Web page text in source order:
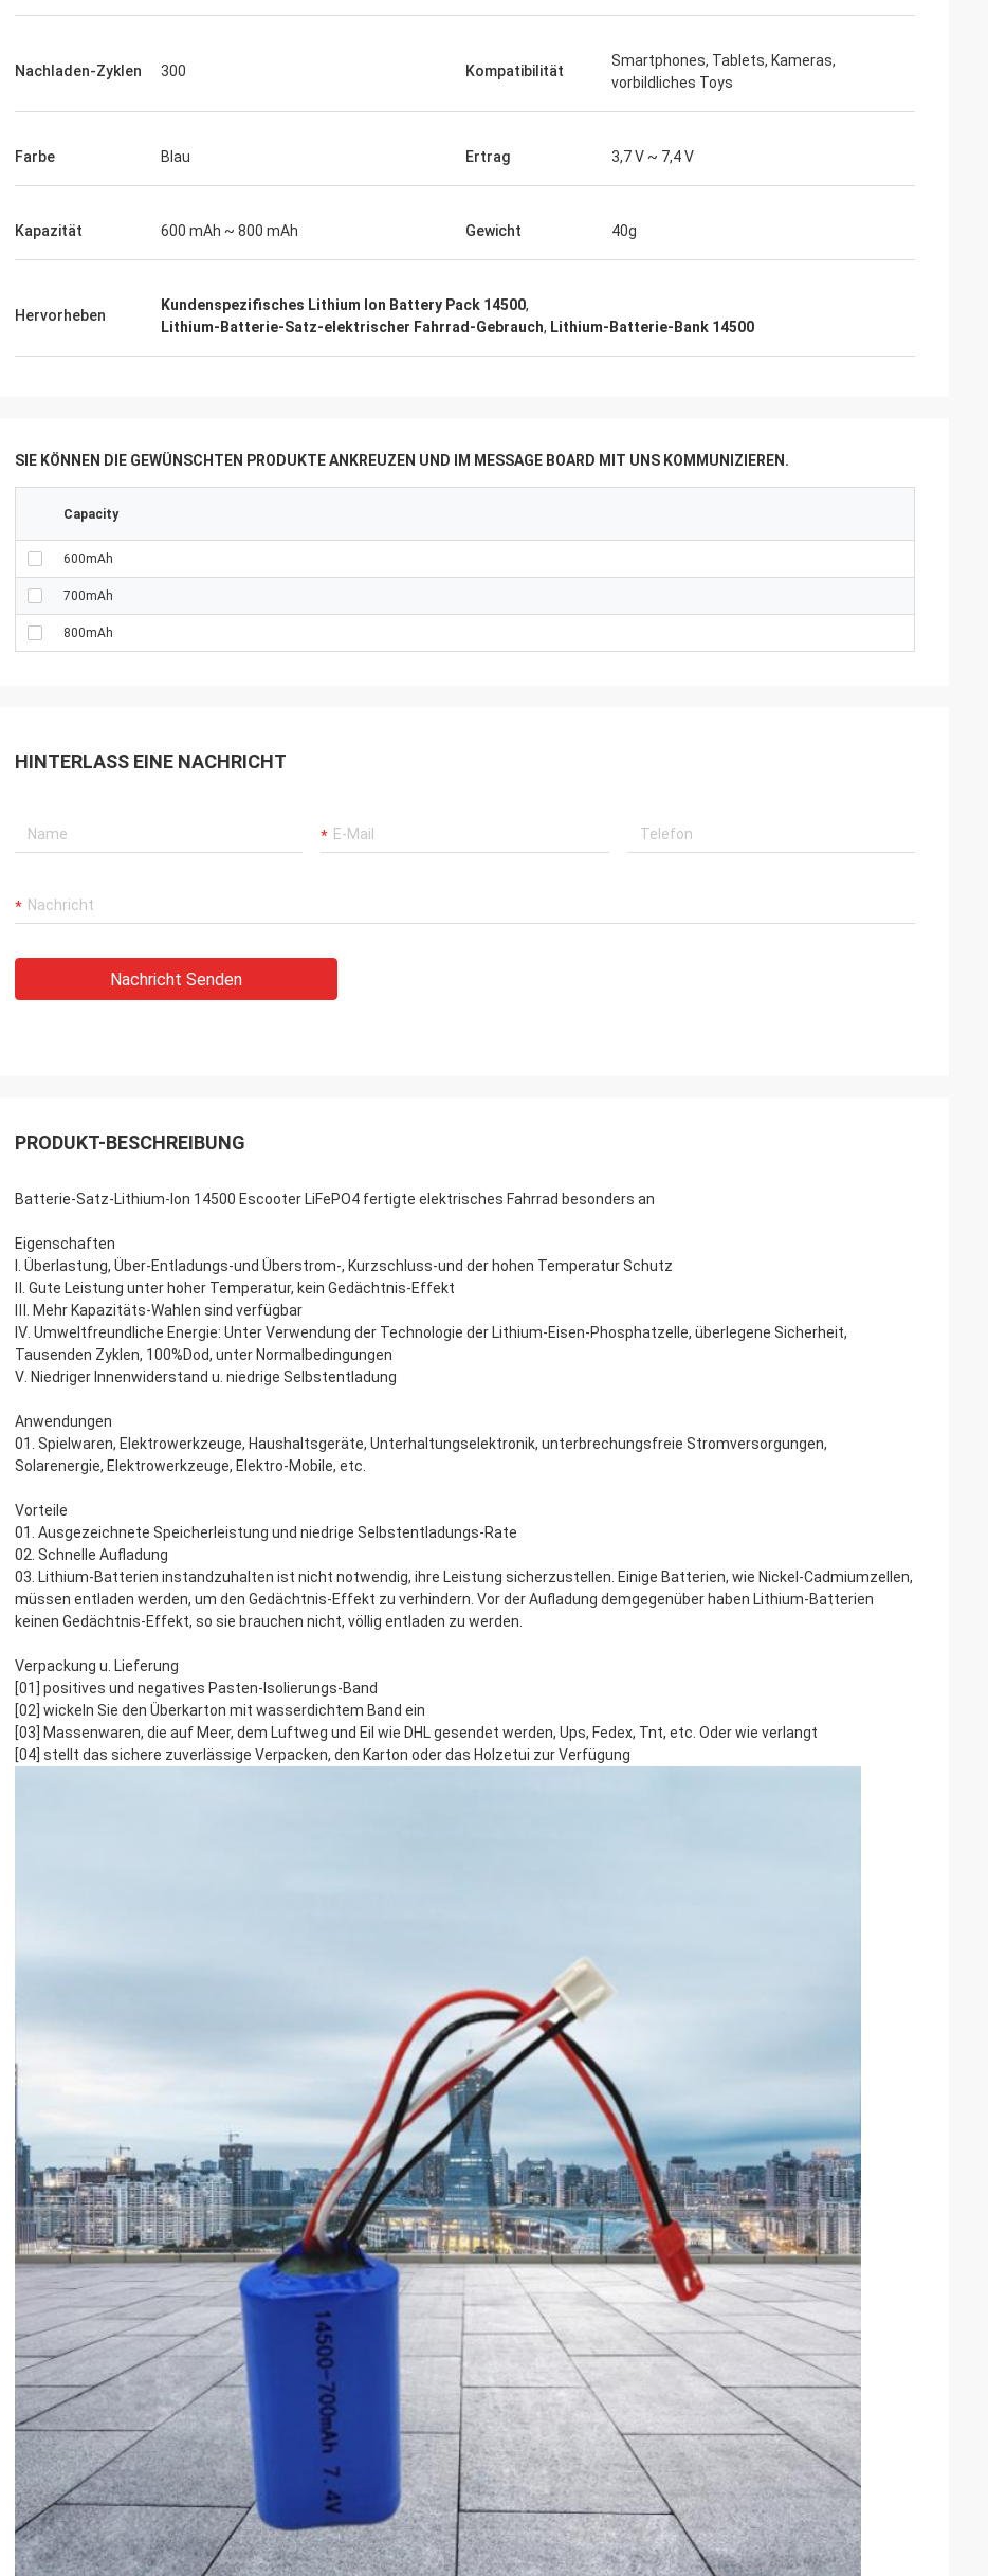
Nachladen-Zyklen 300 Kompatibilität
Smartphones, Tablets, Kameras,
vorbildliches Toys
Farbe Blau Ertrag 3,7 V ~ 7,4 V
Kapazität 600 mAh ~ 800 mAh Gewicht 40g
Hervorheben
Kundenspezifisches Lithium Ion Battery Pack 14500,
Lithium-Batterie-Satz-elektrischer Fahrrad-Gebrauch, Lithium-Batterie-Bank 14500
SIE KÖNNEN DIE GEWÜNSCHTEN PRODUKTE ANKREUZEN UND IM MESSAGE BOARD MIT UNS KOMMUNIZIEREN.
Capacity
600mAh
700mAh
800mAh
HINTERLASS EINE NACHRICHT
Nachricht Senden
PRODUKT-BESCHREIBUNG
Batterie-Satz-Lithium-Ion 14500 Escooter LiFePO4 fertigte elektrisches Fahrrad besonders an
Eigenschaften
Ⅰ. Überlastung, Über-Entladungs-und Überstrom-, Kurzschluss-und der hohen Temperatur Schutz
Ⅱ. Gute Leistung unter hoher Temperatur, kein Gedächtnis-Effekt
Ⅲ. Mehr Kapazitäts-Wahlen sind verfügbar
Ⅳ. Umweltfreundliche Energie: Unter Verwendung der Technologie der Lithium-Eisen-Phosphatzelle, überlegene Sicherheit,
Tausenden Zyklen, 100%Dod, unter Normalbedingungen
Ⅴ. Niedriger Innenwiderstand u. niedrige Selbstentladung
Anwendungen
01. Spielwaren, Elektrowerkzeuge, Haushaltsgeräte, Unterhaltungselektronik, unterbrechungsfreie Stromversorgungen,
Solarenergie, Elektrowerkzeuge, Elektro-Mobile, etc.
Vorteile
01. Ausgezeichnete Speicherleistung und niedrige Selbstentladungs-Rate
02. Schnelle Aufladung
03. Lithium-Batterien instandzuhalten ist nicht notwendig, ihre Leistung sicherzustellen. Einige Batterien, wie Nickel-Cadmiumzellen,
müssen entladen werden, um den Gedächtnis-Effekt zu verhindern. Vor der Aufladung demgegenüber haben Lithium-Batterien
keinen Gedächtnis-Effekt, so sie brauchen nicht, völlig entladen zu werden.
Verpackung u. Lieferung
[01] positives und negatives Pasten-Isolierungs-Band
[02] wickeln Sie den Überkarton mit wasserdichtem Band ein
[03] Massenwaren, die auf Meer, dem Luftweg und Eil wie DHL gesendet werden, Ups, Fedex, Tnt, etc. Oder wie verlangt
[04] stellt das sichere zuverlässige Verpacken, den Karton oder das Holzetui zur Verfügung